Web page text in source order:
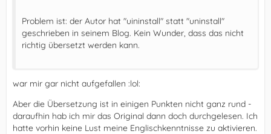
Problem ist: der Autor hat "uininstall" statt "uninstall"
geschrieben in seinem Blog. Kein Wunder, dass das nicht
richtig übersetzt werden kann.
war mir gar nicht aufgefallen :lol:
Aber die Übersetzung ist in einigen Punkten nicht ganz rund -
daraufhin hab ich mir das Original dann doch durchgelesen. Ich
hatte vorhin keine Lust meine Englischkenntnisse zu aktivieren.